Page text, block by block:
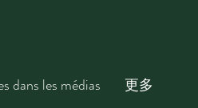
dans les médias 更多